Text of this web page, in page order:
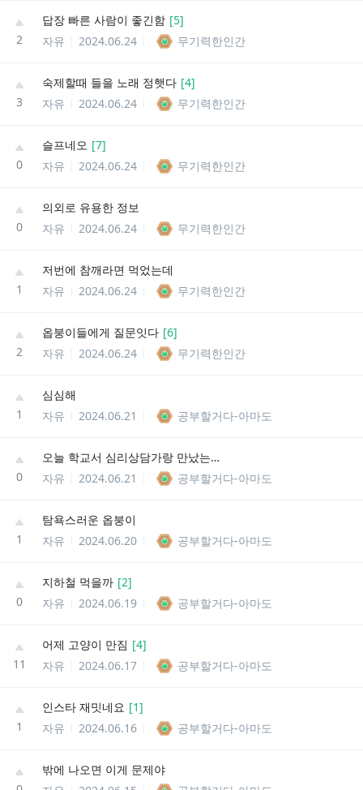
2
답장 빠른 사람이 좋긴함 [5]
자유
2024.06.24 무기력한인간
3
숙제할때 들을 노래 정햇다 [4]
자유
2024.06.24 무기력한인간
0
슬프네오 [7]
자유
2024.06.24 무기력한인간
0
의외로 유용한 정보
자유
2024.06.24 무기력한인간
1
저번에 참깨라면 먹었는데
자유
2024.06.24 무기력한인간
2
옵붕이들에게 질문잇다 [6]
자유
2024.06.24 무기력한인간
1
심심해
자유
2024.06.21 공부할거다-아마도
0
오늘 학교서 심리상담가랑 만났는데
자유
2024.06.21 공부할거다-아마도
1
탐욕스러운 옵붕이
자유
2024.06.20 공부할거다-아마도
0
지하철 먹을까 [2]
자유
2024.06.19 공부할거다-아마도
11
어제 고양이 만짐 [4]
자유
2024.06.17 공부할거다-아마도
1
인스타 재밋네요 [1]
자유
2024.06.16 공부할거다-아마도
밖에 나오면 이게 문제야